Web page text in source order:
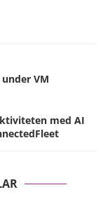
VM
med AI